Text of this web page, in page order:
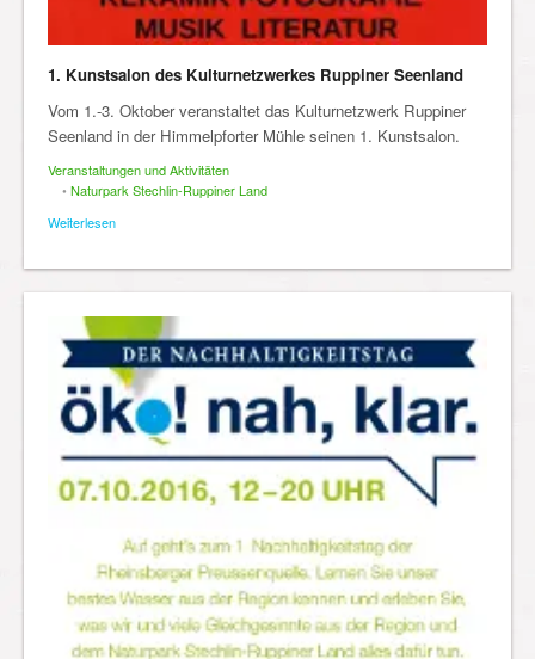
1. Kunstsalon des Kulturnetzwerkes Ruppiner Seenland
Vom 1.-3. Oktober veranstaltet das Kulturnetzwerk Ruppiner
Seenland in der Himmelpforter Mühle seinen 1. Kunstsalon.
Veranstaltungen und Aktivitäten
• Naturpark Stechlin-Ruppiner Land
Weiterlesen